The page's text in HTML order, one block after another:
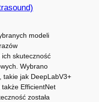
modeli
skuteczność
Wybrano
takie jak DeepLabV3+
EfficientNet
została